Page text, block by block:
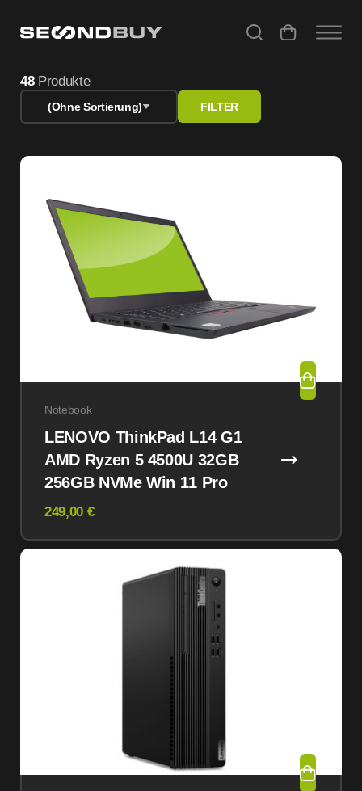
48Produkte
(Ohne Sortierung) FILTER
Notebook
LENOVO ThinkPad L14 G1
AMD Ryzen 5 4500U 32GB
256GB NVMe Win 11 Pro
249,00 €